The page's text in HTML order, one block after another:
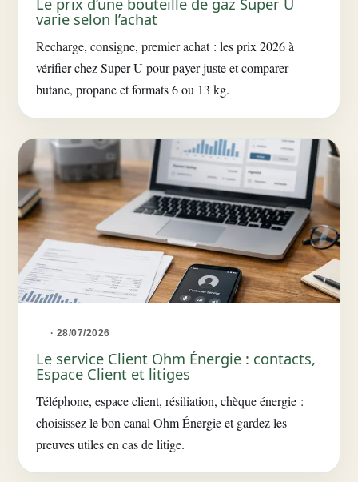
Le prix d’une bouteille de gaz Super U
varie selon l’achat
Recharge, consigne, premier achat : les prix 2026 à
vérifier chez Super U pour payer juste et comparer
butane, propane et formats 6 ou 13 kg.
· 28/07/2026
Le service Client Ohm Énergie : contacts,
Espace Client et litiges
Téléphone, espace client, résiliation, chèque énergie :
choisissez le bon canal Ohm Énergie et gardez les
preuves utiles en cas de litige.